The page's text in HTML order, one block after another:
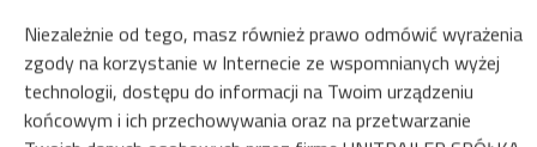
ZOBACZ NA MAPIE
Niezależnie od tego, masz również prawo odmówić wyrażenia
zgody na korzystanie w Internecie ze wspomnianych wyżej
technologii, dostępu do informacji na Twoim urządzeniu
końcowym i ich przechowywania oraz na przetwarzanie